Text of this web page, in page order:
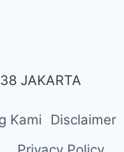
JAKARTA
Kami Disclaimer